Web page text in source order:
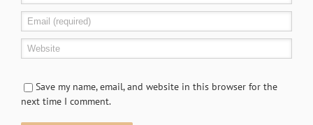
Save my name, email, and website in this browser for the
next time I comment.